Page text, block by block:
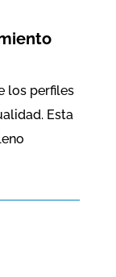
los perfiles
Esta